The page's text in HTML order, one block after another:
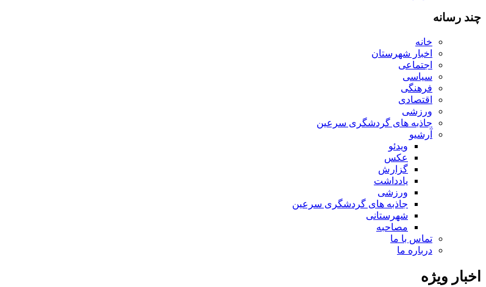
چند رسانه
خانه
اخبار شهرستان
اجتماعی
سیاسی
فرهنگی
اقتصادی
ورزشی
جاذبه های گردشگری سرعین
آرشیو
ویدئو
عکس
گزارش
یادداشت
ورزشی
جاذبه های گردشگری سرعین
شهرستانی
مصاحبه
تماس با ما
درباره ما
اخبار ویژه